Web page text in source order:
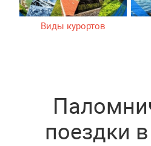
Виды курортов
поездки